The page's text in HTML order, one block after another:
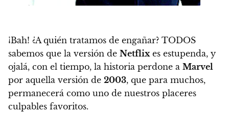
¡Bah! ¿A quién tratamos de engañar? TODOS
sabemos que la versión de Netflix es estupenda, y
ojalá, con el tiempo, la historia perdone a Marvel
por aquella versión de 2003, que para muchos,
permanecerá como uno de nuestros placeres
culpables favoritos.